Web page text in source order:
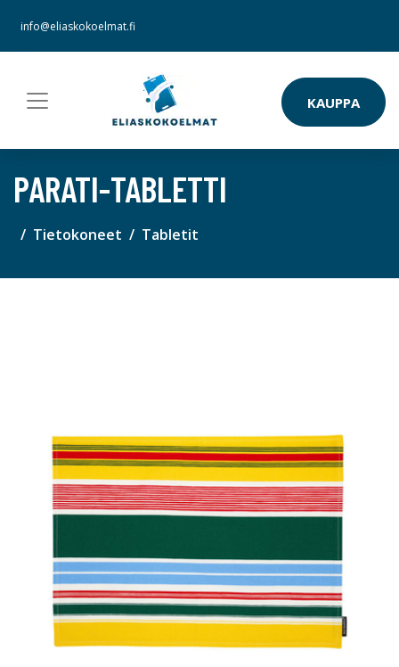
info@eliaskokoelmat.fi
KAUPPA
PARATI-TABLETTI
Tietokoneet Tabletit